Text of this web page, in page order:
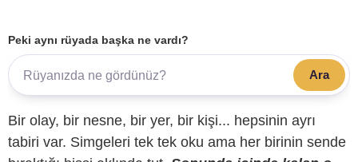
Peki aynı rüyada başka ne vardı?
Ara
Bir olay, bir nesne, bir yer, bir kişi... hepsinin ayrı
tabiri var. Simgeleri tek tek oku ama her birinin sende